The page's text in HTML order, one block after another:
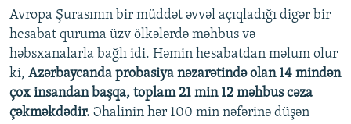
Avropa Şurasının bir müddət əvvəl açıqladığı digər bir
hesabat quruma üzv ölkələrdə məhbus və
həbsxanalarla bağlı idi. Həmin hesabatdan məlum olur
ki, Azərbaycanda probasiya nəzarətində olan 14 mindən
çox insandan başqa, toplam 21 min 12 məhbus cəza
çəkməkdədir. Əhalinin hər 100 min nəfərinə düşən